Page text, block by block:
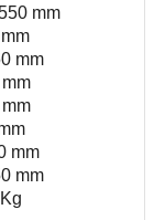
mm
mm
mm
mm